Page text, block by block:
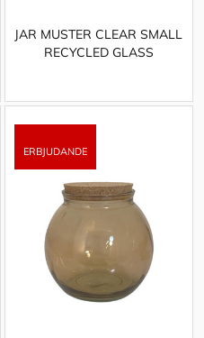
JAR MUSTER CLEAR SMALL
RECYCLED GLASS